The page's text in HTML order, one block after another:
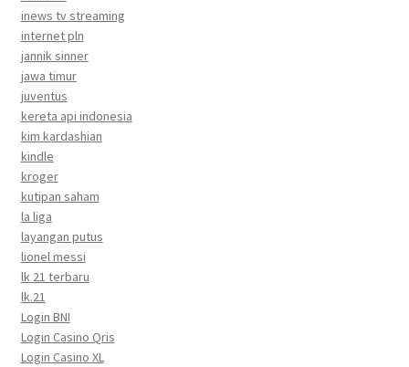
inews tv streaming
internet pln
jannik sinner
jawa timur
juventus
kereta api indonesia
kim kardashian
kindle
kroger
kutipan saham
la liga
layangan putus
lionel messi
lk 21 terbaru
lk.21
Login BNI
Login Casino Qris
Login Casino XL